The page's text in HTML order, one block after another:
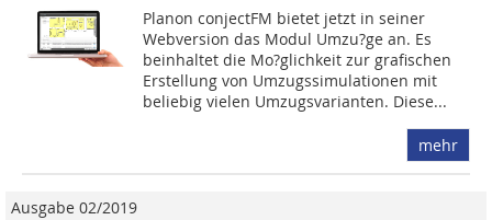
Planon conjectFM bietet jetzt in seiner
Webversion das Modul Umzu?ge an. Es
beinhaltet die Mo?glichkeit zur grafischen
Erstellung von Umzugssimulationen mit
beliebig vielen Umzugsvarianten. Diese...
mehr
Ausgabe 02/2019